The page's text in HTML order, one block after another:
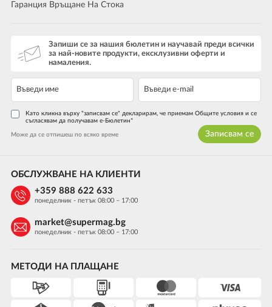
Гаранция Връщане На Стока
Запиши се за нашия бюлетин и научавай преди всички
за най-новите продукти, ексклузивни оферти и
намаления.
Като кликна върху "записвам се" декларирам, че приемам Общите условия и се
съгласявам да получавам е-Бюлетин*
Може да се отпишеш по всяко време Записвам се
МЕТОДИ НА ПЛАЩАНЕ
ОБСЛУЖВАНЕ НА КЛИЕНТИ
+359 888 622 633
понеделник - петък 08:00 – 17:00
market@supermag.bg
понеделник - петък 08:00 – 17:00